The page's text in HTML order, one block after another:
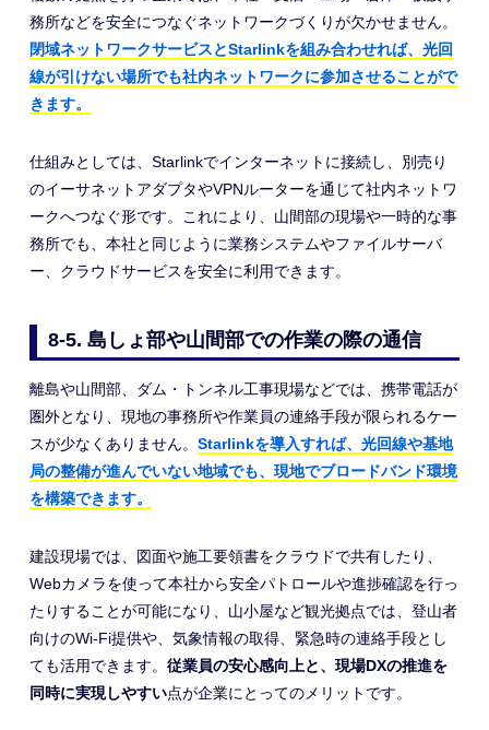
務所などを安全につなぐネットワークづくりが欠かせません。
閉域ネットワークサービスとStarlinkを組み合わせれば、光回
線が引けない場所でも社内ネットワークに参加させることがで
きます。
仕組みとしては、Starlinkでインターネットに接続し、別売り
のイーサネットアダプタやVPNルーターを通じて社内ネットワ
ークへつなぐ形です。これにより、山間部の現場や一時的な事
務所でも、本社と同じように業務システムやファイルサーバ
ー、クラウドサービスを安全に利用できます。
8-5. 島しょ部や山間部での作業の際の通信
離島や山間部、ダム・トンネル工事現場などでは、携帯電話が
圏外となり、現地の事務所や作業員の連絡手段が限られるケー
スが少なくありません。 Starlinkを導入すれば、光回線や基地
局の整備が進んでいない地域でも、現地でブロードバンド環境
を構築できます。
建設現場では、図面や施工要領書をクラウドで共有したり、
Webカメラを使って本社から安全パトロールや進捗確認を行っ
たりすることが可能になり、山小屋など観光拠点では、登山者
向けのWi-Fi提供や、気象情報の取得、緊急時の連絡手段とし
ても活用できます。 従業員の安心感向上と、現場DXの推進を
同時に実現しやすい点が企業にとってのメリットです。